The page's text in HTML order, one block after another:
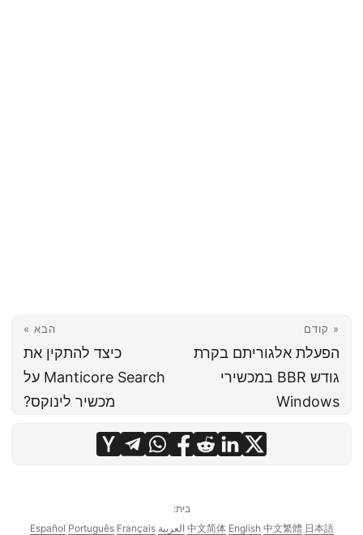
« קודם
הפעלת אלגוריתם בקרת
גודש BBR במכשירי
Windows
הבא »
כיצד להתקין את
Manticore Search על
מכשיר לינוקס?
בית:
中文简体 English 中文繁體 日本語 العربية Español Português Français